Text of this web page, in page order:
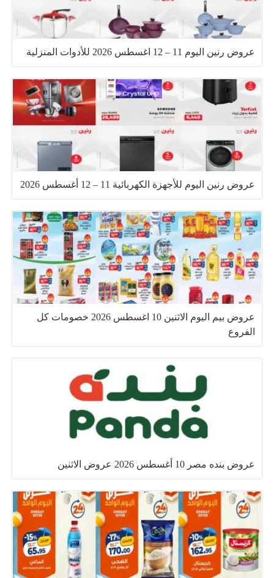
عروض رنين اليوم 11 – 12 اغسطس 2026 للأدوات المنزلية
عروض رنين اليوم للأجهزة الكهربائية 11 – 12 أغسطس 2026
عروض بيم اليوم الاثنين 10 اغسطس 2026 خصومات كل
الفروع
عروض بنده مصر 10 أغسطس 2026 عروض الاثنين